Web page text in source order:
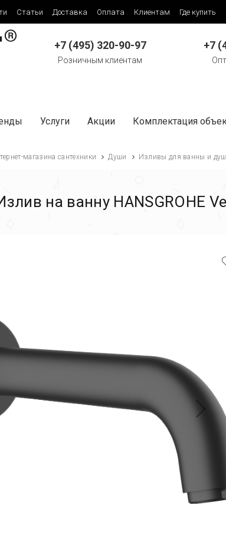
Статьи Доставка Оплата Клиентам Где купить
+7 (495) 320-90-97
Розничным клиентам
+7
Услуги Акции Комплектация
магазина сантехники Души Изливы для ванны и
на ванну HANSGROHE